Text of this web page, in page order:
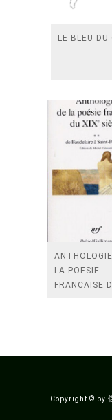
LE BLEU DU
LA POESIE
FRANCAISE
Copyright © by